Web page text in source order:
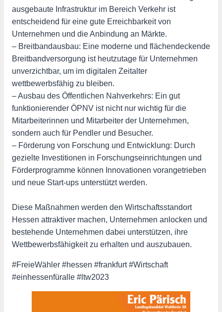
ausgebaute Infrastruktur im Bereich Verkehr ist
entscheidend für eine gute Erreichbarkeit von
Unternehmen und die Anbindung an Märkte.
– Breitbandausbau: Eine moderne und flächendeckende
Breitbandversorgung ist heutzutage für Unternehmen
unverzichtbar, um im digitalen Zeitalter
wettbewerbsfähig zu bleiben.
– Ausbau des Öffentlichen Nahverkehrs: Ein gut
funktionierender ÖPNV ist nicht nur wichtig für die
Mitarbeiterinnen und Mitarbeiter der Unternehmen,
sondern auch für Pendler und Besucher.
– Förderung von Forschung und Entwicklung: Durch
gezielte Investitionen in Forschungseinrichtungen und
Förderprogramme können Innovationen vorangetrieben
und neue Start-ups unterstützt werden.
Diese Maßnahmen werden den Wirtschaftsstandort
Hessen attraktiver machen, Unternehmen anlocken und
bestehende Unternehmen dabei unterstützen, ihre
Wettbewerbsfähigkeit zu erhalten und auszubauen.
#FreieWähler #hessen #frankfurt #Wirtschaft
#einhessenfüralle #ltw2023